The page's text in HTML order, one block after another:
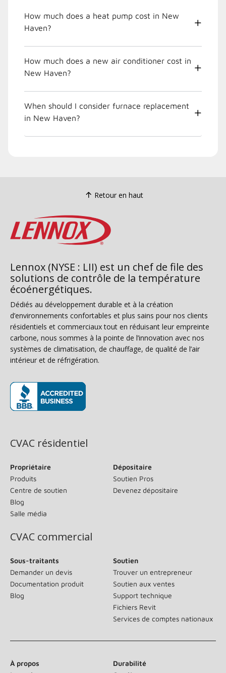
How much does a heat pump cost in New
Haven?
How much does a new air conditioner cost in
New Haven?
When should I consider furnace replacement
in New Haven?
Retour en haut
Lennox (NYSE : LII) est un chef de file des
solutions de contrôle de la température
écoénergétiques.
Dédiés au développement durable et à la création
d’environnements confortables et plus sains pour nos clients
résidentiels et commerciaux tout en réduisant leur empreinte
carbone, nous sommes à la pointe de l’innovation avec nos
systèmes de climatisation, de chauffage, de qualité de l’air
intérieur et de réfrigération.
CVAC résidentiel
Propriétaire
Produits
Centre de soutien
Blog
Salle média
Dépositaire
Soutien Pros
Devenez dépositaire
CVAC commercial
Sous-traitants
Demander un devis
Documentation produit
Blog
Soutien
Trouver un entrepreneur
Soutien aux ventes
Support technique
Fichiers Revit
Services de comptes nationaux
À propos
Durabilité